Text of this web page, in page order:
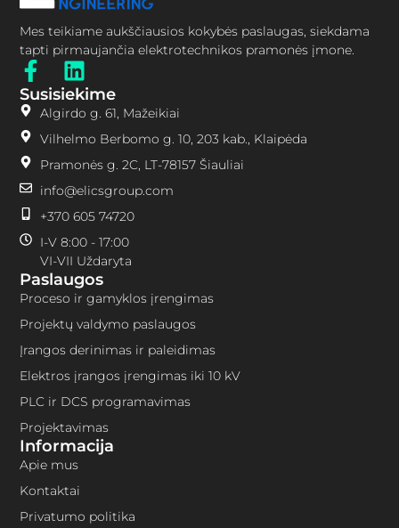
Mes teikiame aukščiausios kokybės paslaugas, siekdama
tapti pirmaujančia elektrotechnikos pramonės įmone.
Paslaugos
Proceso ir gamyklos įrengimas
Projektų valdymo paslaugos
Įrangos derinimas ir paleidimas
Elektros įrangos įrengimas iki 10 kV
PLC ir DCS programavimas
Projektavimas
Informacija
Apie mus
Kontaktai
Privatumo politika
Susisiekime
Algirdo g. 61, Mažeikiai
Vilhelmo Berbomo g. 10, 203 kab., Klaipėda
Pramonės g. 2C, LT-78157 Šiauliai
info@elicsgroup.com
+370 605 74720
I-V 8:00 - 17:00
VI-VII Uždaryta